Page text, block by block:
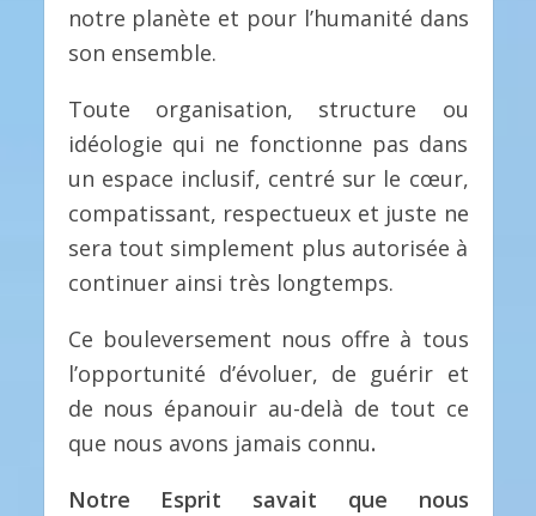
notre planète et pour l’humanité dans
son ensemble.
Toute organisation, structure ou
idéologie qui ne fonctionne pas dans
un espace inclusif, centré sur le cœur,
compatissant, respectueux et juste ne
sera tout simplement plus autorisée à
continuer ainsi très longtemps.
Ce bouleversement nous offre à tous
l’opportunité d’évoluer, de guérir et
de nous épanouir au-delà de tout ce
que nous avons jamais connu.
Notre Esprit savait que nous